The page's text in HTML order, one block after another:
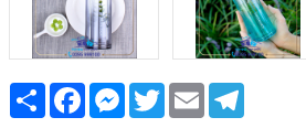
Share FacebookMessenger
TwitterEmail